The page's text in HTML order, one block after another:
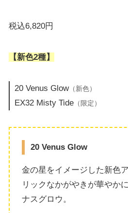
税込6,820円
【新色2種】
20 Venus Glow（新色）
EX32 Misty Tide（限定）
20 Venus Glow
金の星をイメージした新色
リックなかがやきが華やか
ナスグロウ。